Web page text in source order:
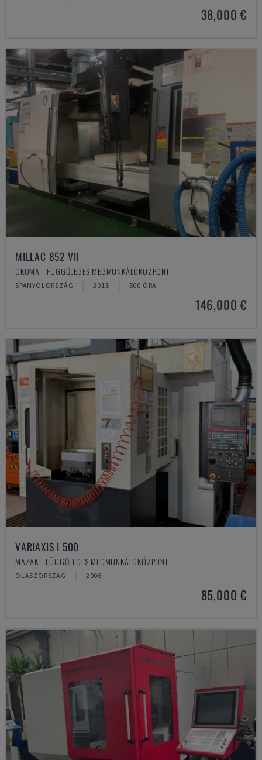
38,000 €
MILLAC 852 VII
OKUMA - FÜGGŐLEGES MEGMUNKÁLÓKÖZPONT
SPANYOLORSZÁG 2015 500 ÓRA
146,000 €
VARIAXIS I 500
MAZAK - FÜGGŐLEGES MEGMUNKÁLÓKÖZPONT
OLASZORSZÁG 2006
85,000 €